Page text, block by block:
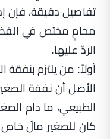
تفاصيل دقيقة، فإن
محامٍ مختص في
الردّ عليها.
أولاً: من يلتزم بنفقة
الأصل أن نفقة
الطبيعي، ما دام
كان للصغير مالٌ خاص